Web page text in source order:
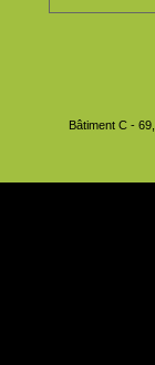
Bâtiment C -